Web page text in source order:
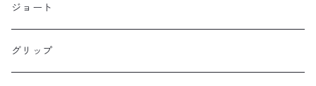
Loophole Bags
Lords Luggage
ジョート
グリップ